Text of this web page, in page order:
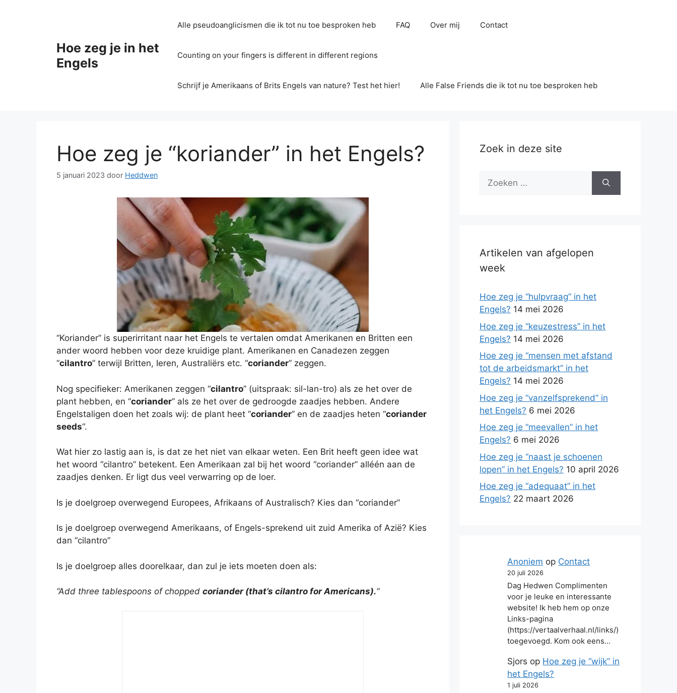
Hoe zeg je in het
Engels
Alle pseudoanglicismen die ik tot nu toe besproken heb FAQ Over mij Contact
Counting on your fingers is different in different regions
Schrijf je Amerikaans of Brits Engels van nature? Test het hier! Alle False Friends die ik tot nu toe besproken heb
Hoe zeg je “koriander” in het Engels?
5 januari 2023 door Heddwen
“Koriander” is superirritant naar het Engels te vertalen omdat Amerikanen en Britten een
ander woord hebben voor deze kruidige plant. Amerikanen en Canadezen zeggen
“cilantro” terwijl Britten, Ieren, Australiërs etc. “coriander” zeggen.
Nog specifieker: Amerikanen zeggen “cilantro” (uitspraak: sil-lan-tro) als ze het over de
plant hebben, en “coriander” als ze het over de gedroogde zaadjes hebben. Andere
Engelstaligen doen het zoals wij: de plant heet “coriander” en de zaadjes heten “coriander
seeds“.
Wat hier zo lastig aan is, is dat ze het niet van elkaar weten. Een Brit heeft geen idee wat
het woord “cilantro” betekent. Een Amerikaan zal bij het woord “coriander” alléén aan de
zaadjes denken. Er ligt dus veel verwarring op de loer.
Is je doelgroep overwegend Europees, Afrikaans of Australisch? Kies dan “coriander”
Is je doelgroep overwegend Amerikaans, of Engels-sprekend uit zuid Amerika of Azië? Kies
dan “cilantro”
Is je doelgroep alles doorelkaar, dan zul je iets moeten doen als:
“Add three tablespoons of chopped coriander (that’s cilantro for Americans).“
Zoek in deze site
Zoek
Artikelen van afgelopen
week
Hoe zeg je “hulpvraag” in het
Engels? 14 mei 2026
Hoe zeg je “keuzestress” in het
Engels? 14 mei 2026
Hoe zeg je “mensen met afstand
tot de arbeidsmarkt” in het
Engels? 14 mei 2026
Hoe zeg je “vanzelfsprekend” in
het Engels? 6 mei 2026
Hoe zeg je “meevallen” in het
Engels? 6 mei 2026
Hoe zeg je “naast je schoenen
lopen” in het Engels? 10 april 2026
Hoe zeg je “adequaat” in het
Engels? 22 maart 2026
Anoniem op Contact
20 juli 2026
Dag Hedwen Complimenten
voor je leuke en interessante
website! Ik heb hem op onze
Links-pagina
(https://vertaalverhaal.nl/links/)
toegevoegd. Kom ook eens…
Sjors op Hoe zeg je “wijk” in
het Engels?
1 juli 2026